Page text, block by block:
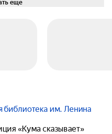
еще
библиотека им. Ленина
«Кума сказывает»